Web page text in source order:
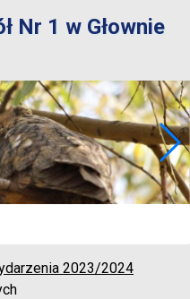
Nr 1 w Głownie
2023/2024